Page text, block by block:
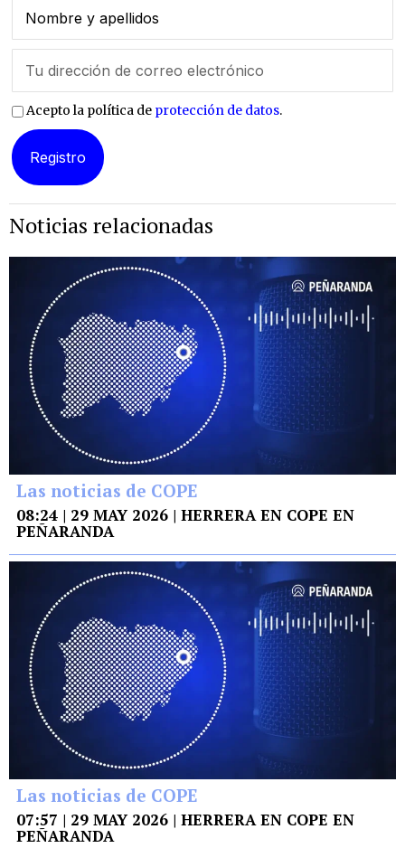
Acepto la política de protección de datos.
Noticias relacionadas
Las noticias de COPE
08:24 | 29 MAY 2026 | HERRERA EN COPE EN
PEÑARANDA
Las noticias de COPE
07:57 | 29 MAY 2026 | HERRERA EN COPE EN
PEÑARANDA